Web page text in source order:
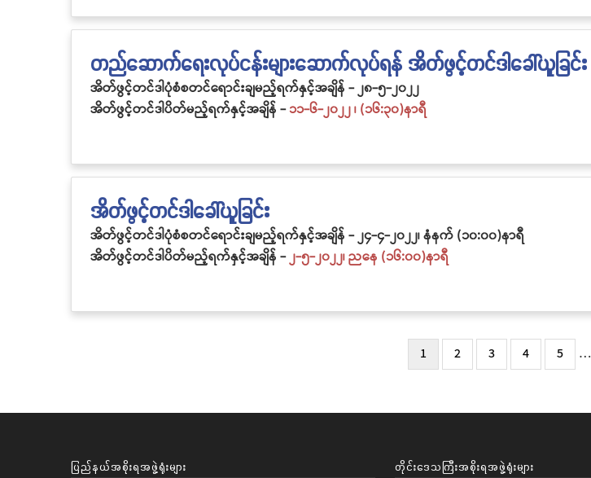
တည်ဆောက်ရေးလုပ်ငန်းများဆောက်လုပ်ရန် အိတ်ဖွင့်တင်ဒါခေါ်ယူခြင်း
အိတ်ဖွင့်တင်ဒါပုံစံစတင်ရောင်းချမည့်ရက်နှင့်အချိန် - ၂၈-၅-၂၀၂၂
အိတ်ဖွင့်တင်ဒါပိတ်မည့်ရက်နှင့်အချိန် -၁၁-၆-၂၀၂၂ ၊ (၁၆:၃၀)နာရီ
အိတ်ဖွင့်တင်ဒါခေါ်ယူခြင်း
အိတ်ဖွင့်တင်ဒါပုံစံစတင်ရောင်းချမည့်ရက်နှင့်အချိန် - ၂၄-၄-၂၀၂၂၊ နံနက် (၁၀:၀၀)နာရီ
အိတ်ဖွင့်တင်ဒါပိတ်မည့်ရက်နှင့်အချိန် - ၂-၅-၂၀၂၂၊ ညနေ (၁၆:၀၀)နာရီ
လက်ရှိ
စာမျက်နှာ
1 Page
2 Page
3 Page
4 Page
5 …
ပြည်နယ်အစိုးရအဖွဲ့ရုံးများ တိုင်းဒေသကြီးအစိုးရအဖွဲ့ရုံးများ